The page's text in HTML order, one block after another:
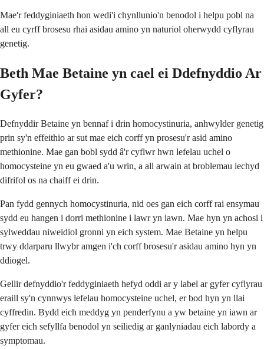
Mae'r feddyginiaeth hon wedi'i chynllunio'n benodol i helpu pobl na
all eu cyrff brosesu rhai asidau amino yn naturiol oherwydd cyflyrau
genetig.
Beth Mae Betaine yn cael ei Ddefnyddio Ar
Gyfer?
Defnyddir Betaine yn bennaf i drin homocystinuria, anhwylder genetig
prin sy'n effeithio ar sut mae eich corff yn prosesu'r asid amino
methionine. Mae gan bobl sydd â'r cyflwr hwn lefelau uchel o
homocysteine yn eu gwaed a'u wrin, a all arwain at broblemau iechyd
difrifol os na chaiff ei drin.
Pan fydd gennych homocystinuria, nid oes gan eich corff rai ensymau
sydd eu hangen i dorri methionine i lawr yn iawn. Mae hyn yn achosi i
sylweddau niweidiol gronni yn eich system. Mae Betaine yn helpu
trwy ddarparu llwybr amgen i'ch corff brosesu'r asidau amino hyn yn
ddiogel.
Gellir defnyddio'r feddyginiaeth hefyd oddi ar y label ar gyfer cyflyrau
eraill sy'n cynnwys lefelau homocysteine uchel, er bod hyn yn llai
cyffredin. Bydd eich meddyg yn penderfynu a yw betaine yn iawn ar
gyfer eich sefyllfa benodol yn seiliedig ar ganlyniadau eich labordy a
symptomau.